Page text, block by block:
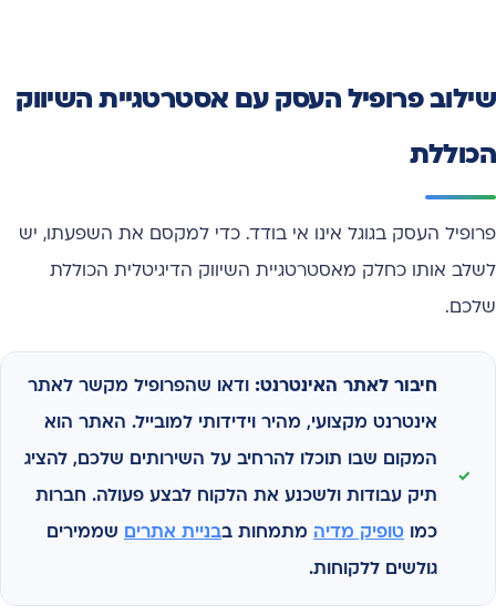
שילוב פרופיל העסק עם אסטרטגיית השיווק
הכוללת
פרופיל העסק בגוגל אינו אי בודד. כדי למקסם את השפעתו, יש
לשלב אותו כחלק מאסטרטגיית השיווק הדיגיטלית הכוללת
שלכם.
חיבור לאתר האינטרנט: ודאו שהפרופיל מקשר לאתר
אינטרנט מקצועי, מהיר וידידותי למובייל. האתר הוא
המקום שבו תוכלו להרחיב על השירותים שלכם, להציג
תיק עבודות ולשכנע את הלקוח לבצע פעולה. חברות
כמו טופיק מדיה מתמחות בבניית אתרים שממירים
גולשים ללקוחות.